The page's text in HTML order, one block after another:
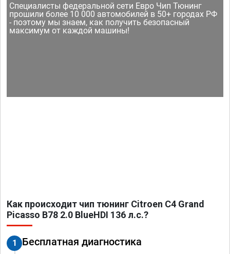
Специалисты федеральной сети Евро Чип Тюнинг
прошили более 10 000 автомобилей в 50+ городах РФ
- поэтому мы знаем, как получить безопасный
максимум от каждой машины!
Как происходит чип тюнинг Citroen C4 Grand
Picasso B78 2.0 BlueHDI 136 л.с.?
1 Бесплатная диагностика